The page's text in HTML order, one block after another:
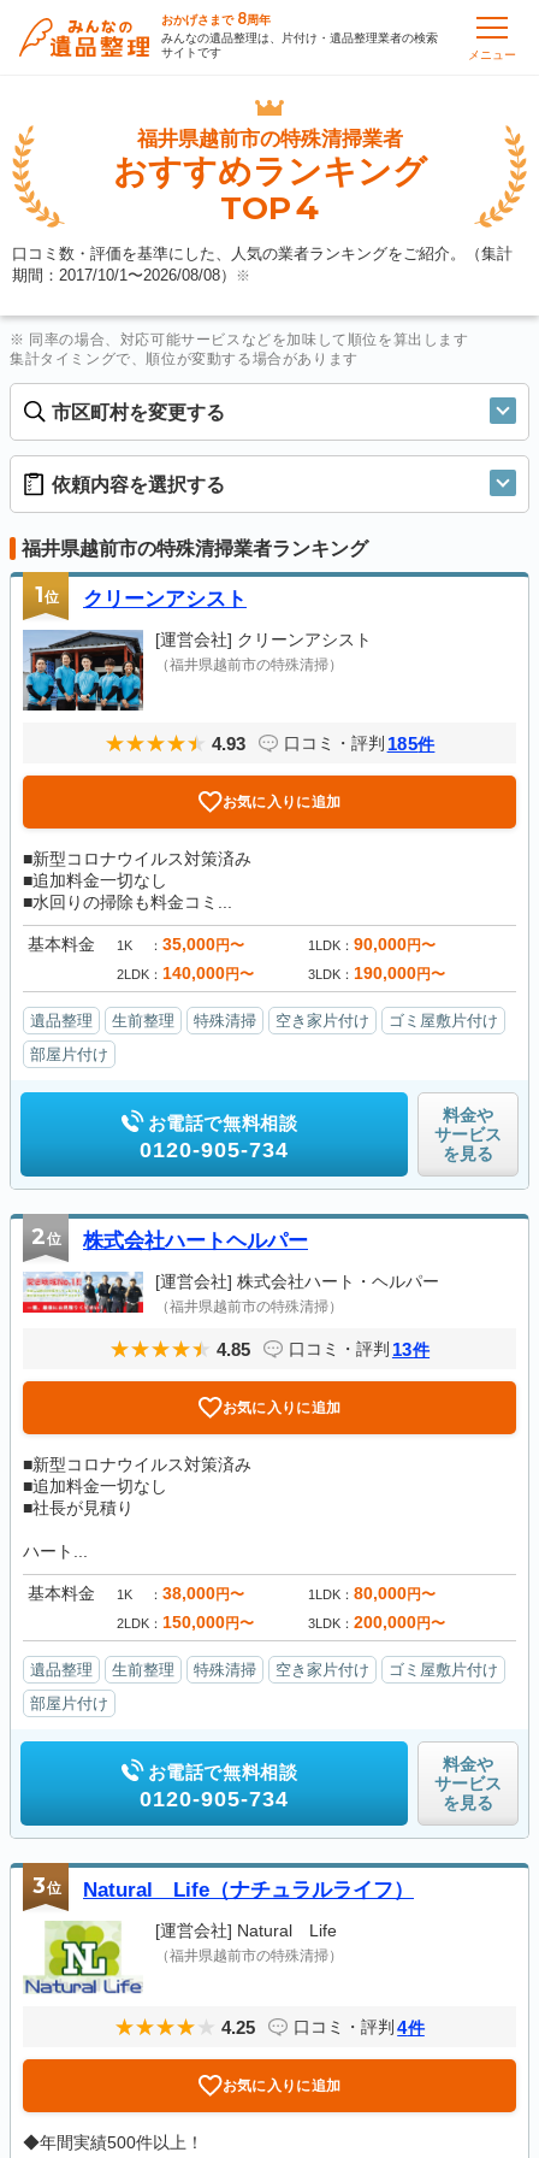
おかげさまで 8周年
みんなの遺品整理は、片付け・遺品整理業者の検索
サイトです
メニュー
福井県越前市の特殊清掃業者
おすすめランキング
TOP4
口コミ数・評価を基準にした、人気の業者ランキングをご紹介。（集計
期間：2017/10/1〜2026/08/08） ※
※ 同率の場合、対応可能サービスなどを加味して順位を算出します
集計タイミングで、順位が変動する場合があります
市区町村を変更する
依頼内容を選択する
福井県越前市の特殊清掃業者ランキング
1位 クリーンアシスト
[運営会社] クリーンアシスト
（福井県越前市の特殊清掃）
4.93 口コミ・評判 185件
お気に入りに追加
■新型コロナウイルス対策済み
■追加料金一切なし
■水回りの掃除も料金コミ...
基本料金 1K 35,000円〜 1LDK 90,000円〜
2LDK 140,000円〜 3LDK 190,000円〜
遺品整理 生前整理 特殊清掃 空き家片付け
ゴミ屋敷片付け
部屋片付け
お電話で無料相談
0120-905-734
料金や
サービス
を見る
2位 株式会社ハートヘルパー
[運営会社] 株式会社ハート・ヘルパー
（福井県越前市の特殊清掃）
4.85 口コミ・評判 13件
お気に入りに追加
■新型コロナウイルス対策済み
■追加料金一切なし
■社長が見積り
ハート...
基本料金 1K 38,000円〜 1LDK 80,000円〜
2LDK 150,000円〜 3LDK 200,000円〜
遺品整理 生前整理 特殊清掃 空き家片付け
ゴミ屋敷片付け
部屋片付け
お電話で無料相談
0120-905-734
料金や
サービス
を見る
3位 Natural Life（ナチュラルライフ）
[運営会社] Natural Life
（福井県越前市の特殊清掃）
4.25 口コミ・評判 4件
お気に入りに追加
◆年間実績500件以上！